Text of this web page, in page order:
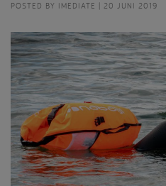
POSTED BY IMEDIATE | 20 JUNI 2019